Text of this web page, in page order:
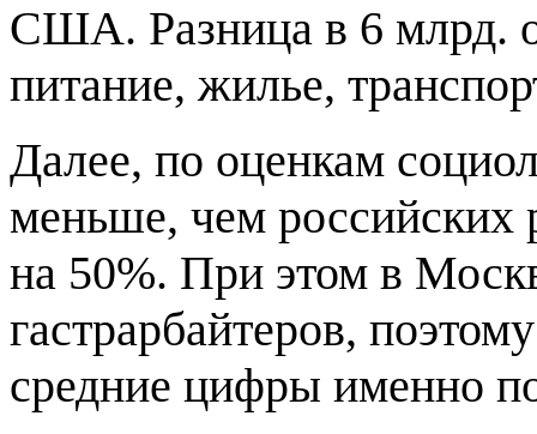
США. Разница в 6 млрд.
питание, жилье,
Далее, по оценкам
меньше, чем российских
на 50%. При этом в
гастрарбайтеров,
средние цифры именно